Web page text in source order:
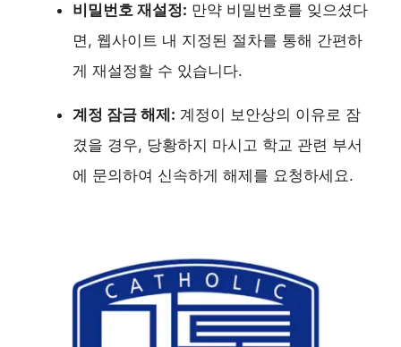
비밀번호 재설정: 만약 비밀번호를 잊으셨다
면, 웹사이트 내 지정된 절차를 통해 간편하
게 재설정할 수 있습니다.
계정 잠금 해제: 계정이 보안상의 이유로 잠
겼을 경우, 당황하지 마시고 학교 관련 부서
에 문의하여 신속하게 해제를 요청하세요.